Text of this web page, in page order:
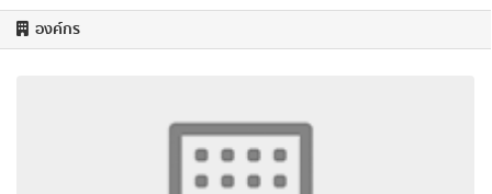
องค์กร